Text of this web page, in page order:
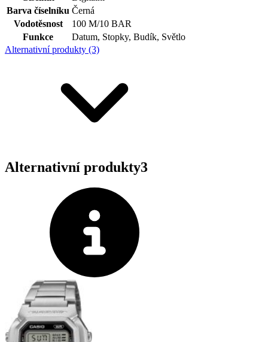
Barva číselníku Černá
Vodotěsnost
100 M/10 BAR
Funkce
Datum, Stopky, Budík, Světlo
Alternativní produkty (3)
Alternativní produkty3